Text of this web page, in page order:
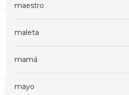
maestro
maleta
mamá
mayo